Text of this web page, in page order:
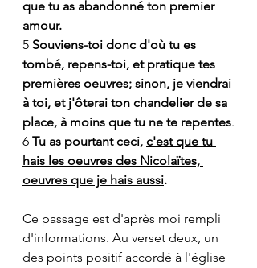
que tu as abandonné ton premier
amour.
5 Souviens-toi donc d'où tu es
tombé, repens-toi, et pratique tes
premières oeuvres; sinon, je viendrai
à toi, et j'ôterai ton chandelier de sa
place, à moins que tu ne te repentes.
6 Tu as pourtant ceci, c'est que tu
hais les oeuvres des Nicolaïtes,
oeuvres que je hais aussi.
Ce passage est d'après moi rempli
d'informations. Au verset deux, un
des points positif accordé à l'église